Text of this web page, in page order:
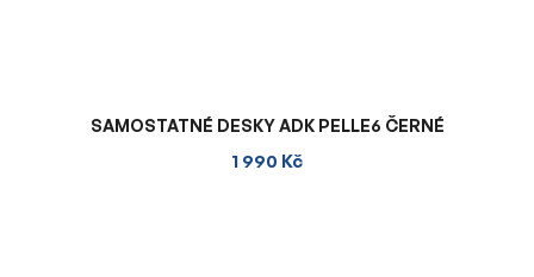
SAMOSTATNÉ DESKY ADK PELLE6 ČERNÉ
1 990 Kč